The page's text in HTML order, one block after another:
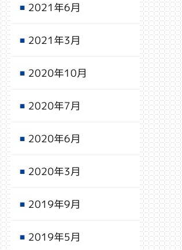
2021年6月
2021年3月
2020年10月
2020年7月
2020年6月
2020年3月
2019年9月
2019年5月